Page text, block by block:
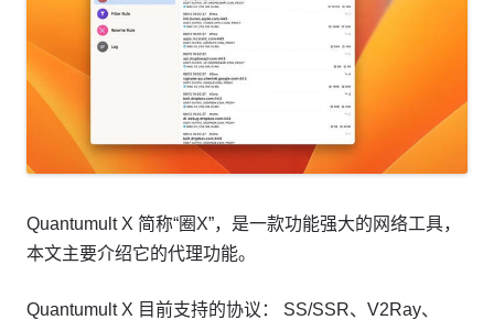
Quantumult X 简称“圈X”，是一款功能强大的网络工具，
本文主要介绍它的代理功能。
Quantumult X 目前支持的协议： SS/SSR、V2Ray、